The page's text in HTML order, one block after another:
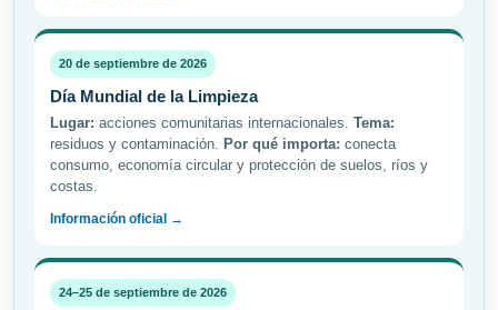
20 de septiembre de 2026
Día Mundial de la Limpieza
Lugar: acciones comunitarias internacionales. Tema:
residuos y contaminación. Por qué importa: conecta
consumo, economía circular y protección de suelos, ríos y
costas.
Información oficial →
24–25 de septiembre de 2026